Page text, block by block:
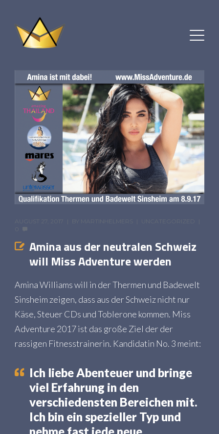
AUGUST 27, 2017 BY MARTINHELMERS
UNCATEGORIZED
Amina aus der neutralen Schweiz
will Miss Adventure werden
Amina Williams will in der Thermen und Badewelt
Sinsheim zeigen, dass aus der Schweiz nicht nur
Käse, Steuer CDs und Toblerone kommen. Miss
Adventure 2017 ist das große Ziel der der
rassigen Fitnesstrainerin. Kandidatin No. 3 meint:
Ich liebe Abenteuer und bringe
viel Erfahrung in den
verschiedensten Bereichen mit.
Ich bin ein spezieller Typ und